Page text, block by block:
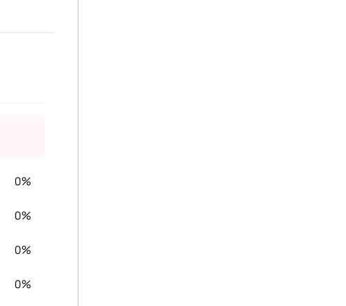
0%
0%
0%
0%